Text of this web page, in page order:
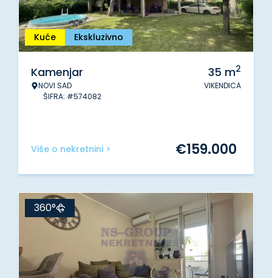
Kuće Ekskluzivno
Kamenjar
NOVI SAD
ŠIFRA: #574082
35 m2
VIKENDICA
Više o nekretnini > €159.000
360°